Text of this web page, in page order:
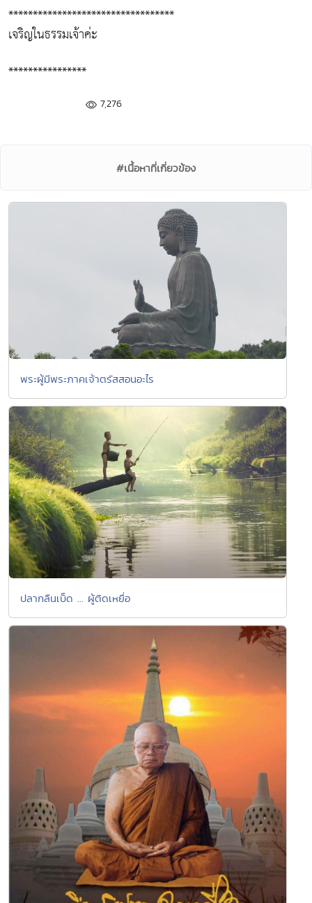
**********************************
เจริญในธรรมเจ้าค่ะ
****************
7,276
#เนื้อหาที่เกี่ยวข้อง
พระผู้มีพระภาคเจ้าตรัสสอนอะไร
ปลากลืนเบ็ด ... ผู้ติดเหยื่อ